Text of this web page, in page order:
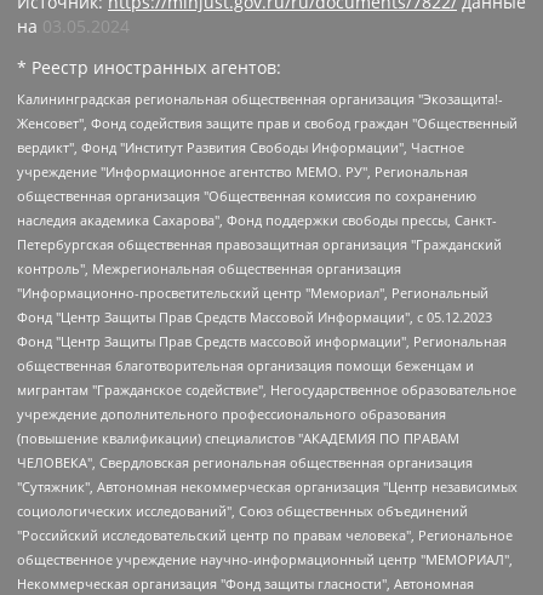
на 03.05.2024
* Реестр иностранных агентов:
Калининградская региональная общественная организация "Экозащита!-Женсовет", Фонд содействия защите прав и свобод граждан "Общественный вердикт", Фонд "Институт Развития Свободы Информации", Частное учреждение "Информационное агентство МЕМО. РУ", Региональная общественная организация "Общественная комиссия по сохранению наследия академика Сахарова", Фонд поддержки свободы прессы, Санкт-Петербургская общественная правозащитная организация "Гражданский контроль", Межрегиональная общественная организация "Информационно-просветительский центр "Мемориал", Региональный Фонд "Центр Защиты Прав Средств Массовой Информации", с 05.12.2023 Фонд "Центр Защиты Прав Средств массовой информации", Региональная общественная благотворительная организация помощи беженцам и мигрантам "Гражданское содействие", Негосударственное образовательное учреждение дополнительного профессионального образования (повышение квалификации) специалистов "АКАДЕМИЯ ПО ПРАВАМ ЧЕЛОВЕКА", Свердловская региональная общественная организация "Сутяжник", Автономная некоммерческая организация "Центр независимых социологических исследований", Союз общественных объединений "Российский исследовательский центр по правам человека", Региональное общественное учреждение научно-информационный центр "МЕМОРИАЛ", Некоммерческая организация "Фонд защиты гласности", Автономная некоммерческая организация "Институт прав человека", Городская общественная организация "Екатеринбургское общество "МЕМОРИАЛ", Городская общественная организация "Рязанское историко-просветительское и правозащитное общество "Мемориал" (Рязанский Мемориал), Челябинский региональный орган общественной самодеятельности – женское общественное объединение "Женщины Евразии", Челябинский региональный орган общественной самодеятельности "Уральская правозащитная группа", Фонд содействия защите здоровья и социальной справедливости имени Андрея Рылькова, Автономная Некоммерческая Организация "Аналитический Центр Юрия Левады", Автономная некоммерческая организация социальной поддержки населения "Проект Апрель", Региональная общественная организация помощи женщинам и детям, находящимся в кризисной ситуации "Информационно-методический центр "Анна", Фонд содействия развитию массовых коммуникаций и правовому просвещению "Так-так-Так", Фонд содействия устойчивому развитию "Серебряная тайга", Свердловский региональный общественный фонд социальных проектов "Новое время", "Idel.Реалии", Кавказ.Реалии, Крым.Реалии, Телеканал Настоящее Время, Татаро-башкирская служба Радио Свобода (Azatliq Radiosi), Радио Свободная Европа/Радио Свобода (PCE/PC), "Сибирь.Реалии", "Фактограф", Благотворительный фонд помощи осужденным и их семьям, Автономная некоммерческая организация "Институт глобализации и социальных движений", Фонд "В защиту прав заключенных", Частное учреждение "Центр поддержки и содействия развитию средств массовой информации", Пензенский региональный общественный благотворительный фонд "Гражданский союз", "Север.Реалии", Некоммерческая организация Фонд "Правовая инициатива", Общество с ограниченной ответственностью "Радио Свободная Европа/Радио Свобода", Чешское информационное агентство "MEDIUM-ORIENT", Красноярская региональная общественная организация "Мы против СПИДа", Камалягин Денис Николаевич, Маркелов Сергей Евгеньевич, Пономарев Лев Александрович, Савицкая Людмила Алексеевна, Автономная некоммерческая организация "Центр по работе с проблемой насилия "НАСИЛИЮ.НЕТ", Межрегиональный профессиональный союз работников здравоохранения "Альянс врачей", Юридическое лицо, зарегистрированное в Латвийской Республике, SIA "Medusa Project" (регистрационный номер 40103797863, дата регистрации 10.06.2014), Некоммерческая организация "Фонд по борьбе с коррупцией", Автономная некоммерческая организация "Институт права и публичной политики", Баданин Роман Сергеевич, Гликин Максим Александрович, Железнова Мария Михайловна, Лукьянова Юлия Сергеевна, Маетная Елизавета Витальевна, Маняхин Петр Борисович, Чуракова Ольга Владимировна, Ярош Юлия Петровна, Юридическое лицо "The Insider SIA", зарегистрированное в Риге, Латвийская Республика (дата регистрации 26.06.2015), являющееся администратором доменного имени интернет-издания "The Insider SIA", https://theins.ru, Постернак Алексей Евгеньевич, Рубин Михаил Аркадьевич, Анин Роман Александрович, Юридическое лицо Istories fonds, зарегистрированное в Латвийской Республике (регистрационный номер 50008295751, дата регистрации 24.02.2020), Великовский Дмитрий Александрович, Долинина Ирина Николаевна, Мароховская Алеся Алексеевна, Шлейнов Роман Юрьевич, Шмагун Олеся Валентиновна, Общество с ограниченной ответственностью "Альтаир 2021", Общество с ограниченной ответственностью "Вега 2021", Общество с ограниченной ответственностью "Главный редактор 2021", Общество с ограниченной ответственностью "Ромашки монолит", Важенков Артем Валерьевич, Ивановская областная общественная организация "Центр гендерных исследований", Гурман Юрий Альбертович, Медиапроект "ОВД-Инфо", Егоров Владимир Владимирович, Жилинский Владимир Александрович, Общество с ограниченной ответственностью "ЗП", Иванова София Юрьевна, Карезина Инна Павловна, Кильтау Екатерина Викторовна, Петров Алексей Викторович, Пискунов Сергей Евгеньевич, Смирнов Сергей Сергеевич, Тихонов Михаил Сергеевич, Общество с ограниченной ответственностью "ЖУРНАЛИСТ-ИНОСТРАННЫЙ АГЕНТ", Арапова Галина Юрьевна, Вольтская Татьяна Анатольевна, Американская компания "Mason G.E.S. Anonymous Foundation" (США), являющаяся владельцем интернет-издания https://mnews.world/, Компания "Stichting Bellingcat", зарегистрированная в Нидерландах (дата регистрации 11.07.2018), Захаров Андрей Вячеславович, Клепиковская Екатерина Дмитриевна, Общество с ограниченной ответственностью "МЕМО", Перл Роман Александрович, Симонов Евгений Алексеевич, Соловьева Елена Анатольевна, Сотников Даниил Владимирович, Сурначева Елизавета Дмитриевна, Автономная некоммерческая организация по защите прав человека и информированию населения "Якутия – Наше Мнение", Общество с ограниченной ответственностью "Москоу диджитал медиа", с 26.01.2023 Общество с ограниченной ответственностью "Чайка Белые сады", Ветошкина Валерия Валерьевна, Заговора Максим Александрович, Межрегиональное общественное движение "Российская ЛГБТ - сеть", Оленичев Максим Владимирович, Павлов Иван Юрьевич, Скворцова Елена Сергеевна, Общество с ограниченной ответственностью "Как бы инагент", Кочетков Игорь Викторович, Общество с ограниченной ответственностью "Честные выборы", Еланчик Олег Александрович, Общество с ограниченной ответственностью "Нобелевский призыв", Гималова Регина Эмилевна, Григорьев Андрей Валерьевич, Григорьева Алина Александровна, Ассоциация по содействию защите прав призывников, альтернативнослужащих и военнослужащих "Правозащитная группа "Гражданин.Армия.Право", Хисамова Регина Фаритовна, Автономная некоммерческая организация по реализации социально-правовых программ "Лилит", Дальневосточное общественное движение "Маяк", Санкт-Петербургская ЛГБТ-инициативная группа "Выход", Инициативная группа ЛГБТ+ "Реверс", Алексеев Андрей Викторович, Бекбулатова Таисия Львовна, Беляев Иван Михайлович, Владыкина Елена Сергеевна, Гельман Марат Александрович, Никульшина Вероника Юрьевна, Толоконникова Надежда Андреевна, Шендерович Виктор Анатольевич, Общество с ограниченной ответственностью "Данное сообщение", Общество с ограниченной ответственностью Издательский дом "Новая глава", Айнбиндер Александра Александровна, Московский комьюнити-центр для ЛГБТ+инициатив, Благотворительный фонд развития филантропии, Deutsche Welle (Германия, Kurt-Schumacher-Strasse 3, 53113 Bonn), Борзунова Мария Михайловна, Воробьев Виктор Викторович, Голубева Анна Львовна, Константинова Алла Михайловна, Малкова Ирина Владимировна, Мурадов Мурад Абдулгалимович, Осетинская Елизавета Николаевна, Понасенков Евгений Николаевич, Ганапольский Матвей Юрьевич, Киселев Евгений Алексеевич, Борухович Ирина Григорьевна, Дремин Иван Тимофеевич, Дубровский Дмитрий Викторович, Красноярская региональная общественная организация поддержки и развития альтернативных образовательных технологий и межкультурных коммуникаций "ИНТЕРРА", Маяковская Екатерина Алексеевна, Фейгин Марк Захарович, Филимонов Андрей Викторович, Дзугкоева Регина Николаевна, Доброхотов Роман Александрович, Дудь Юрий Александрович, Елкин Сергей Владимирович, Кругликов Кирилл Игоревич, Сабунаева Мария Леонидовна, Семенов Алексей Владимирович, Шаинян Карен Багратович, Шульман Екатерина Михайловна, Асафьев Артур Валерьевич, Вахштайн Виктор Семенович, Венедиктов Алексей Алексеевич, Лушникова Екатерина Евгеньевна, Волков Леонид Михайлович, Невзоров Александр Глебович, Пархоменко Сергей Борисович, Сироткин Ярослав Николаевич, Кара-Мурза Владимир Владимирович, Баранова Наталья Владимировна, Гозман Леонид Яковлевич, Кагарлицкий Борис Юльевич, Климарев Михаил Валерьевич, Милов Владимир Станиславович, Автономная некоммерческая организация Краснодарский центр современного искусства "Типография", Моргенштерн Алишер Тагирович, Соболь Любовь Эдуардовна, Общество с ограниченной ответственностью "ЛИЗА НОРМ", Каспаров Гарри Кимович, Ходорковский Михаил Борисович, Общество с ограниченной ответственностью "Апрельские тезисы", Данилович Ирина Брониславовна, Кашин Олег Владимирович, Петров Николай Владимирович, Пивоваров Алексей Владимирович, Соколов Михаил Владимирович, Цветкова Юлия Владимировна, Чичваркин Евгений Александрович, Комитет против пыток/Команда против пыток, Общество с ограниченной ответственностью "Первый научный", Общество с ограниченной ответственностью "Вертолет и ко", Белоцерковская Вероника Борисовна, Кац Максим Евгеньевич, Лазарева Татьяна Юрьевна, Шаведдинов Руслан Табризович, Яшин Илья Валерьевич, Общество с ограниченной ответственностью "Иноагент ААВ", Алешковский Дмитрий Петрович, Альбац Евгения Марковна, Быков Дмитрий Львович, Галямина Юлия Евгеньевна, Лойко Сергей Леонидович, Мартынов Кирилл Константинович, Медведев Сергей Александрович, Крашенинников Федор Геннадиевич, Гордеева Катерина Вл